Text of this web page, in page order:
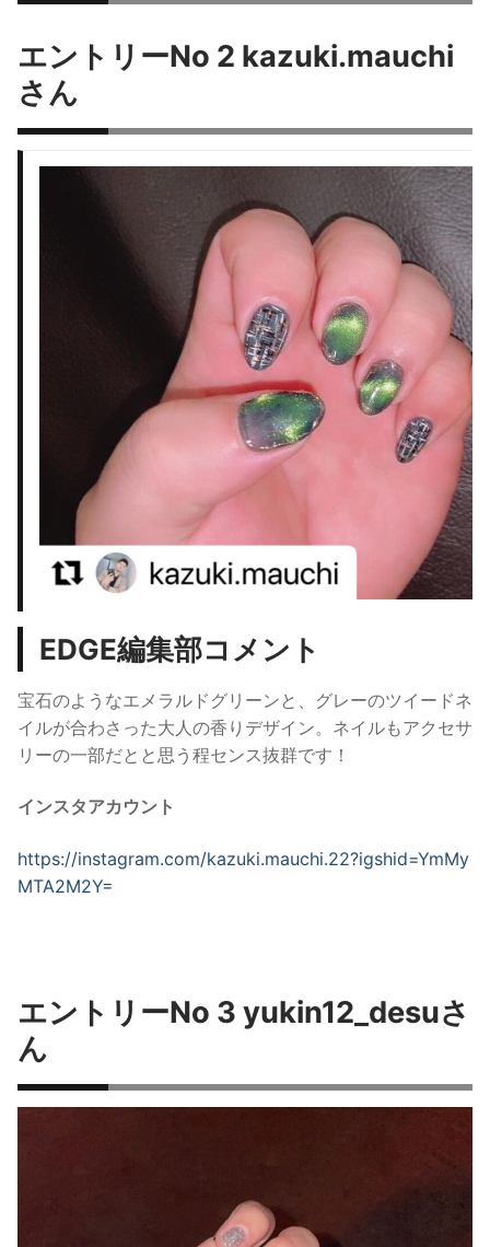
エントリーNo 2 kazuki.mauchi
さん
EDGE編集部コメント
宝石のようなエメラルドグリーンと、グレーのツイードネ
イルが合わさった大人の香りデザイン。ネイルもアクセサ
リーの一部だとと思う程センス抜群です！
インスタアカウント
https://instagram.com/kazuki.mauchi.22?igshid=YmMy
MTA2M2Y=
エントリーNo 3 yukin12_desuさ
ん